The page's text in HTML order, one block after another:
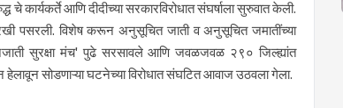
चे कार्यकर्ते आणि दीदीच्या सरकारविरोधात संघर्षाला सुरुवात केली.
पसरली. विशेष करून अनुसूचित जाती व अनुसूचित जमातींच्या
सुरक्षा मंच' पुढे सरसावले आणि जवळजवळ २९० जिल्ह्यांत
सोडणाऱ्या घटनेच्या विरोधात संघटित आवाज उठवला गेला.